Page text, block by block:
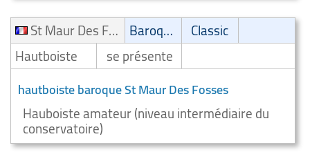
St Maur Des Fosses
Baroque
Classic
Hautboiste
se présente
hautboiste baroque St Maur Des Fosses
Hauboiste amateur (niveau intermédiaire du
conservatoire)